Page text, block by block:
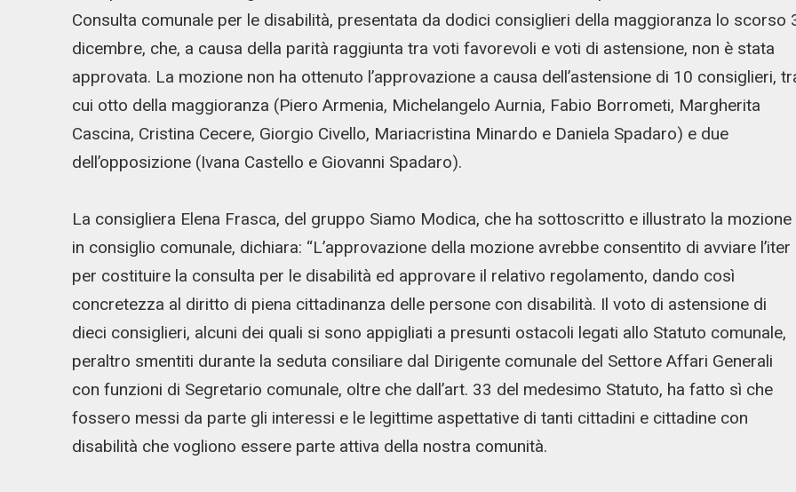
Consulta comunale per le disabilità, presentata da dodici consiglieri della maggioranza lo scorso
dicembre, che, a causa della parità raggiunta tra voti favorevoli e voti di astensione, non è stata
approvata. La mozione non ha ottenuto l’approvazione a causa dell’astensione di 10 consiglieri,
cui otto della maggioranza (Piero Armenia, Michelangelo Aurnia, Fabio Borrometi, Margherita
Cascina, Cristina Cecere, Giorgio Civello, Mariacristina Minardo e Daniela Spadaro) e due
dell’opposizione (Ivana Castello e Giovanni Spadaro).
La consigliera Elena Frasca, del gruppo Siamo Modica, che ha sottoscritto e illustrato la mozione
in consiglio comunale, dichiara: “L’approvazione della mozione avrebbe consentito di avviare l’iter
per costituire la consulta per le disabilità ed approvare il relativo regolamento, dando così
concretezza al diritto di piena cittadinanza delle persone con disabilità. Il voto di astensione di
dieci consiglieri, alcuni dei quali si sono appigliati a presunti ostacoli legati allo Statuto comunale,
peraltro smentiti durante la seduta consiliare dal Dirigente comunale del Settore Affari Generali
con funzioni di Segretario comunale, oltre che dall’art. 33 del medesimo Statuto, ha fatto sì che
fossero messi da parte gli interessi e le legittime aspettative di tanti cittadini e cittadine con
disabilità che vogliono essere parte attiva della nostra comunità.